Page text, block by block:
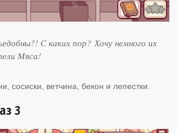
С каких пор? Хочу немного их
Мяса!
сосиски, ветчина, бекон и лепестки.
3